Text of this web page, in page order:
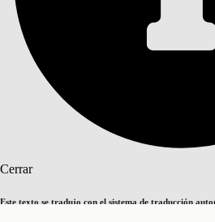
Cerrar
Este texto se tradujo con el sistema de traducción
Índice de materias